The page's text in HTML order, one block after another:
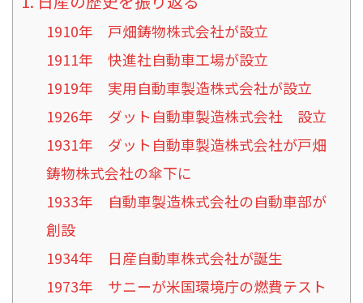
1910年 戸畑鋳物株式会社が設立
1911年 快進社自動車工場が設立
1919年 実用自動車製造株式会社が設立
1926年 ダット自動車製造株式会社 設立
1931年 ダット自動車製造株式会社が戸畑
鋳物株式会社の傘下に
1933年 自動車製造株式会社の自動車部が
創設
1934年 日産自動車株式会社が誕生
1973年 サニーが米国環境庁の燃費テスト